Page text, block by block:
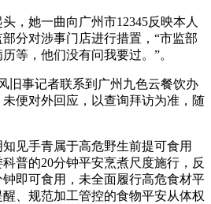
她一曲向广州市12345反映本人
分对涉事门店进行措置，“市监部
等，他们没有问我要过。”。
事记者联系到广州九色云餐饮办
便对外回应，以查询拜访为准，随
手青属于高危野生前提可食用
普的20分钟平安烹煮尺度施行，反
即可食用，未全面履行高危食材平
、规范加工管控的食物平安从体权